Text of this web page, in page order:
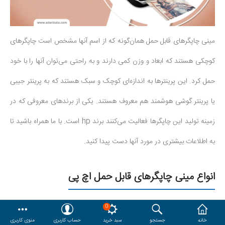
هدایا و ست مدیریتی
وایت برد و تابلو اعلانات
مقایسه محصولات مورد علاقه
دسترسی کاربری حساب کاربری
خانه جستجو
0
سبد خرید
حساب کاربری منوی کاربری
مینی چاپگرهای قابل حمل همان‌گونه که از اسم آنها مشخص است چاپگرهای
کوچکی هستند که ابعاد و وزن کمی دارند و به راحتی می‌توان آنها را با خود
حمل کرد. این پرینترها به اندازه‌ای کوچک و سبک هستند که به پرینتر جیبی
یا پرینتر گوشی هوشمند هم معروف هستند. یکی از برندهای معروفی که در
زمینه تولید این چاپگرها فعالیت می‌کنند برند hp است. با ما همراه باشید تا
به اطلاعات بیشتری در مورد آنها دست پیدا کنید.
انواع مینی چاپگرهای قابل حمل اچ پی
مینی چاپگرهای قابل حمل HP از لحاظ رنگ چاپی و ساختار انواع مختلفی